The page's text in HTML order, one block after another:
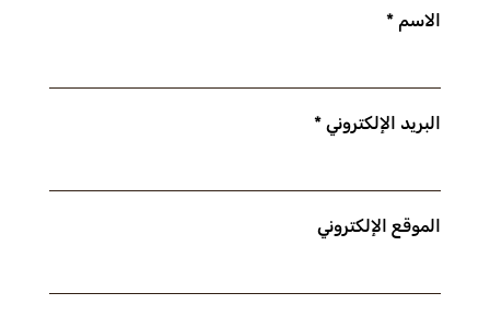
الاسم *
البريد الإلكتروني *
الموقع الإلكتروني